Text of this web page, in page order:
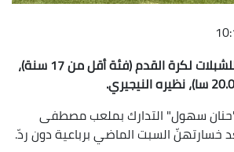
يواجه منتخب الجزائر للشبلات لكرة القدم (فئة أقل من 17 سنة)،
سهول" التدارك بملعب مصطفى
خسارتهنّ السبت الماضي برباعية دون ردّ.